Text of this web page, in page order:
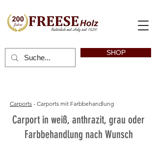
SHOP
Carports - Carports mit Farbbehandlung
Carport in weiß, anthrazit, grau oder
Farbbehandlung nach Wunsch